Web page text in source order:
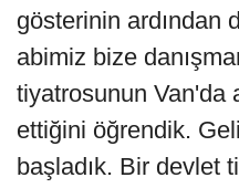
gösterinin ardından
abimiz bize
tiyatrosunun Van'da
ettiğini öğrendik.
başladık. Bir devlet